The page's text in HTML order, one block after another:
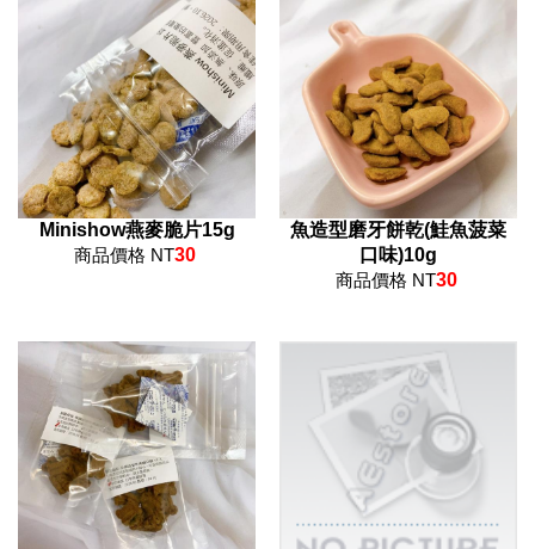
Minishow燕麥脆片15g
商品價格 NT30
魚造型磨牙餅乾(鮭魚菠菜
口味)10g
商品價格 NT30